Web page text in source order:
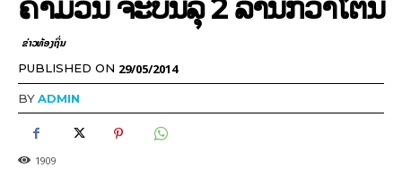
ຄຳມ່ວນ ຈະບັນລຸ 2 ລ້ານກວ່າໂຕນ
ຂ່າວທ້ອງຖິ່ນ
PUBLISHED ON 29/05/2014
BYADMIN
1909